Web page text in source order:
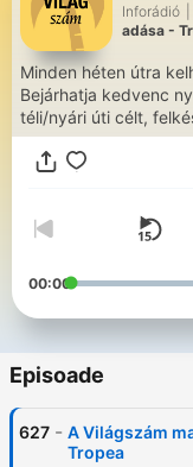
Inforádió
adása -
Minden héten útra
Bejárhatja kedvenc
téli/nyári úti célt,
00:00
Episoade
627 - A Világszám
Tropea